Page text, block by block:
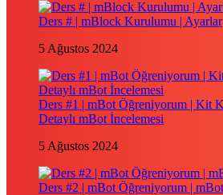
Ders # | mBlock Kurulumu | Ayarlar
5 Ağustos 2024
Ders #1 | mBot Öğreniyorum | Kit
Detaylı mBot İncelemesi
5 Ağustos 2024
Ders #2 | mBot Öğreniyorum |